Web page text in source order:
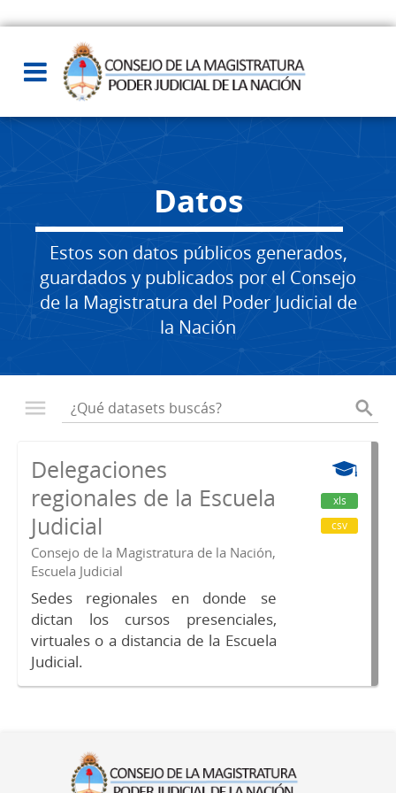
Datos
Estos son datos públicos generados,
guardados y publicados por el Consejo
de la Magistratura del Poder Judicial de
la Nación
Delegaciones
regionales de la Escuela
Judicial
Consejo de la Magistratura de la Nación,
Escuela Judicial
Sedes regionales en donde se
dictan los cursos presenciales,
virtuales o a distancia de la Escuela
Judicial.
xls
csv